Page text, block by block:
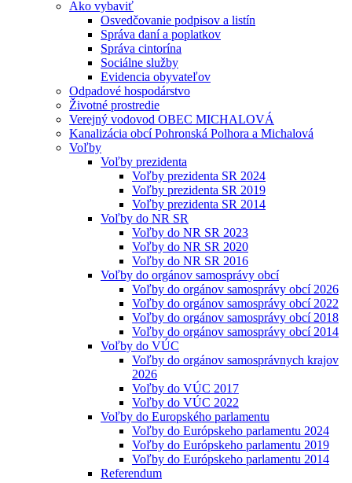
Ako vybaviť
Osvedčovanie podpisov a listín
Správa daní a poplatkov
Správa cintorína
Sociálne služby
Evidencia obyvateľov
Odpadové hospodárstvo
Životné prostredie
Verejný vodovod OBEC MICHALOVÁ
Kanalizácia obcí Pohronská Polhora a Michalová
Voľby
Voľby prezidenta
Voľby prezidenta SR 2024
Voľby prezidenta SR 2019
Voľby prezidenta SR 2014
Voľby do NR SR
Voľby do NR SR 2023
Voľby do NR SR 2020
Voľby do NR SR 2016
Voľby do orgánov samosprávy obcí
Voľby do orgánov samosprávy obcí 2026
Voľby do orgánov samosprávy obcí 2022
Voľby do orgánov samosprávy obcí 2018
Voľby do orgánov samosprávy obcí 2014
Voľby do VÚC
Voľby do orgánov samosprávnych krajov
2026
Voľby do VÚC 2017
Voľby do VÚC 2022
Voľby do Europského parlamentu
Voľby do Európskeho parlamentu 2024
Voľby do Európskeho parlamentu 2019
Voľby do Európskeho parlamentu 2014
Referendum